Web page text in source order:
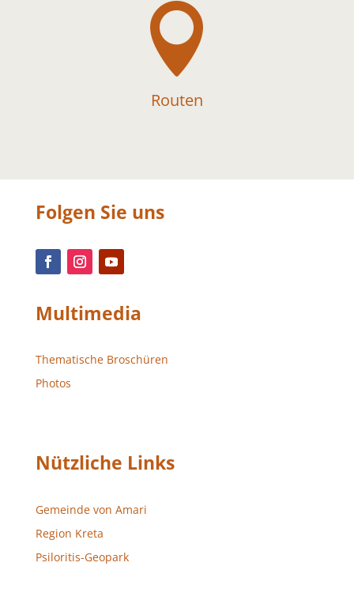

Routen
Folgen Sie uns
Multimedia
Thematische Broschüren
Photos
Nützliche Links
Gemeinde von Amari
Region Kreta
Psiloritis-Geopark